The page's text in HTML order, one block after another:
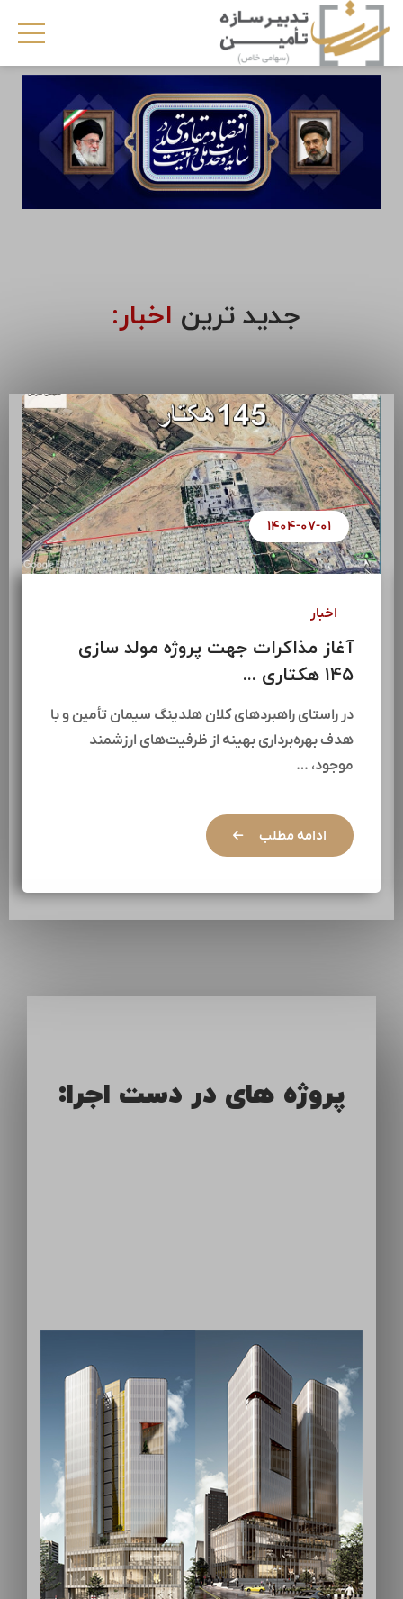
جدید ترین اخبار:
۱۴۰۴-۰۷-۰۱
اخبار
آغاز مذاکرات جهت پروژه مولد سازی
۱۴۵ هکتاری ...
در راستای راهبردهای کلان هلدینگ سیمان تأمین و با
هدف بهره‌برداری بهینه از ظرفیت‌های ارزشمند
موجود، …
ادامه مطلب
پروژه های در دست اجرا: